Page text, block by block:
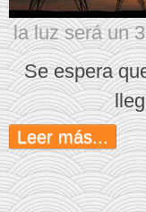
la luz será un
Se espera
Leer más...